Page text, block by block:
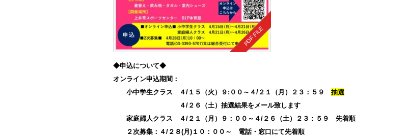
◆申込について◆
オンライン申込期間：
小中学生クラス ４/１５（火）９:００～４/２１（月 ）２３：５９ 抽選
４/２６（土）抽選結果をメール致します
家庭婦人クラス ４/２１（月）９：００～４/２６（土）２３：５９ 先着順
２次募集：４/２８(月)１０：００～ 電話・窓口にて先着順